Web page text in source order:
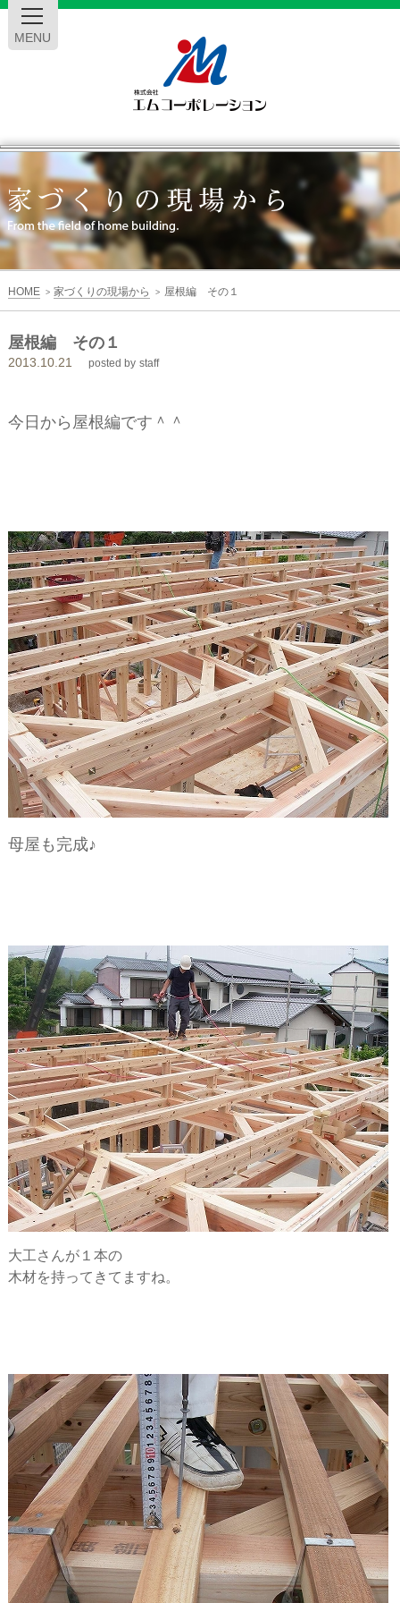
MENU
エ
ム
コ
ー
ポ
レ
ー
ン
HOME > 家づくりの現場から > 屋根編 その１
屋根編 その１
2013.10.21 posted by staff
今日から屋根編です＾＾
母屋も完成♪
大工さんが１本の
木材を持ってきてますね。